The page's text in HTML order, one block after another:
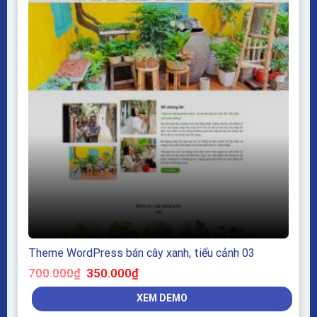
Theme WordPress bán cây xanh, tiểu cảnh 03
700.000₫ Giá
gốc
là:
350.000₫Giá
tại
là:
XEM DEMO